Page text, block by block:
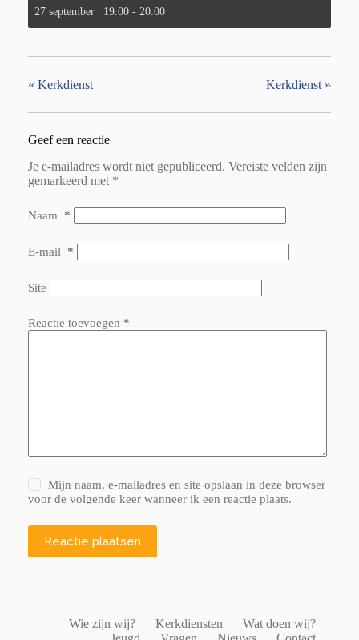
27 september | 19:00 - 20:00
« Kerkdienst Kerkdienst »
Geef een reactie
Je e-mailadres wordt niet gepubliceerd. Vereiste velden zijn
gemarkeerd met *
Naam *
E-mail *
Site
Reactie toevoegen *
Mijn naam, e-mailadres en site opslaan in deze browser
voor de volgende keer wanneer ik een reactie plaats.
Reactie plaatsen
Wie zijn wij? Kerkdiensten
Wat doen wij?